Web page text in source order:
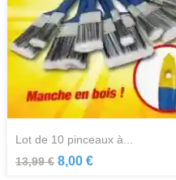
lot de 10 pinceaux à...
13,99 € 8,00 €
Aperçu rapide